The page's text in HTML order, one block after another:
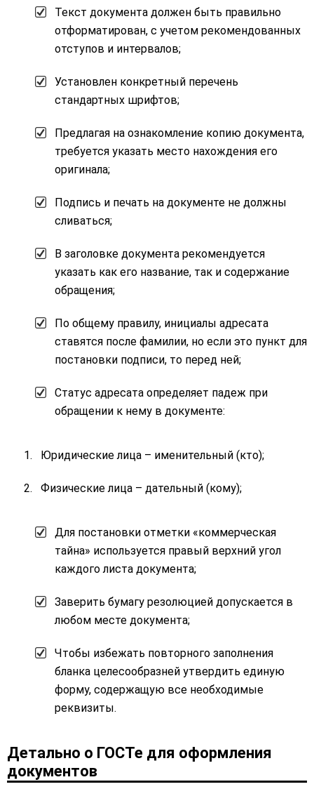
Текст документа должен быть правильно
отформатирован, с учетом рекомендованных
отступов и интервалов;
Установлен конкретный перечень
стандартных шрифтов;
Предлагая на ознакомление копию документа,
требуется указать место нахождения его
оригинала;
Подпись и печать на документе не должны
сливаться;
В заголовке документа рекомендуется
указать как его название, так и содержание
обращения;
По общему правилу, инициалы адресата
ставятся после фамилии, но если это пункт для
постановки подписи, то перед ней;
Статус адресата определяет падеж при
обращении к нему в документе:
Юридические лица – именительный (кто);
Физические лица – дательный (кому);
Для постановки отметки «коммерческая
тайна» используется правый верхний угол
каждого листа документа;
Заверить бумагу резолюцией допускается в
любом месте документа;
Чтобы избежать повторного заполнения
бланка целесообразней утвердить единую
форму, содержащую все необходимые
реквизиты.
Детально о ГОСТе для оформления
документов